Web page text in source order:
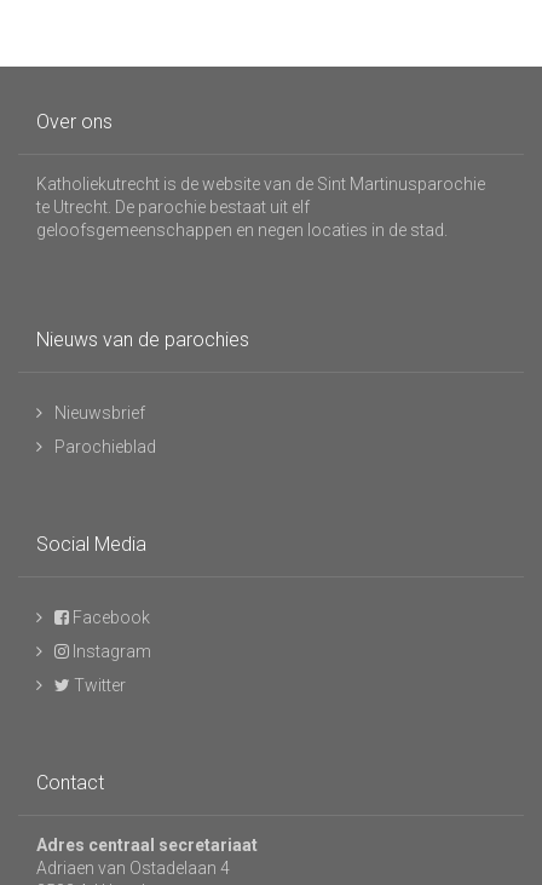
Over ons
Katholiekutrecht is de website van de Sint Martinusparochie
te Utrecht. De parochie bestaat uit elf
geloofsgemeenschappen en negen locaties in de stad.
Nieuws van de parochies
Nieuwsbrief
Parochieblad
Social Media
Facebook
Instagram
Twitter
Contact
Adres centraal secretariaat
Adriaen van Ostadelaan 4